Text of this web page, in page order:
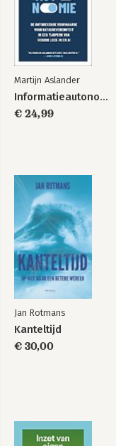
Philippine
Sociale werkplaats
Afscheid Philippine
Wie hebben we daar?!
De Tegenaanval
Acoholvrij
Businessplan
Mooi aanbod
Louise
Afscheid Louise
Voortgangsgesprek
Ontslaggesprek
Headhunters
En nu...?
Dankwoord
Martijn Aslander
Informatieautonomie
€ 24,99
Jan Rotmans
Kanteltijd
€ 30,00